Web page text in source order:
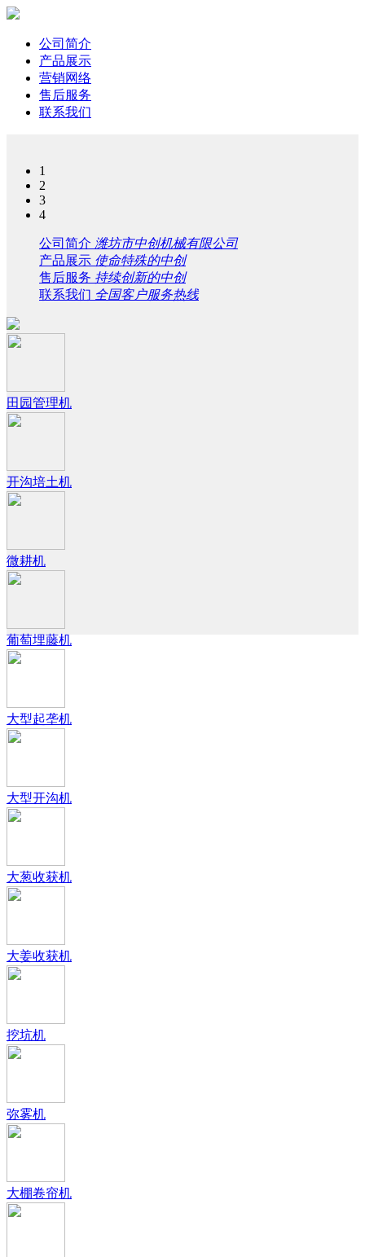
公司简介
产品展示
营销网络
售后服务
联系我们
1
2
3
4
公司简介 潍坊市中创机械有限公司
产品展示 使命特殊的中创
售后服务 持续创新的中创
联系我们 全国客户服务热线
田园管理机
开沟培土机
微耕机
葡萄埋藤机
大型起垄机
大型开沟机
大葱收获机
大姜收获机
挖坑机
弥雾机
大棚卷帘机